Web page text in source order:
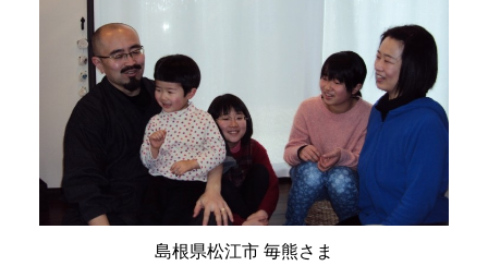
島根県松江市 毎熊さま